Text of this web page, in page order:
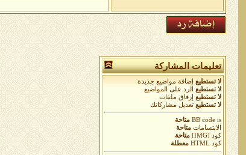
تعليمات المشاركة
لا تستطيع
إضافة مواضيع جديدة
لا تستطيع
الرد على المواضيع
لا تستطيع
إرفاق ملفات
لا تستطيع تعديل مشاركاتك
BB codeis
متاحة
الابتسامات متاحة
كود [IMG]
متاحة
كود HTML
معطلة